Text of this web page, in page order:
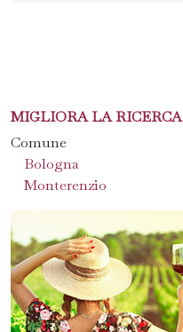
MIGLIORA LA RICERCA
Comune
Bologna
Monterenzio